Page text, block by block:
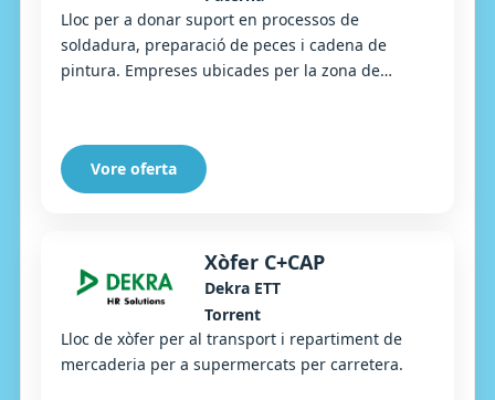
Lloc per a donar suport en processos de
soldadura, preparació de peces i cadena de
pintura. Empreses ubicades per la zona de
Vore oferta
Xòfer C+CAP
Dekra ETT
Torrent
Lloc de xòfer per al transport i repartiment de
mercaderia per a supermercats per carretera.